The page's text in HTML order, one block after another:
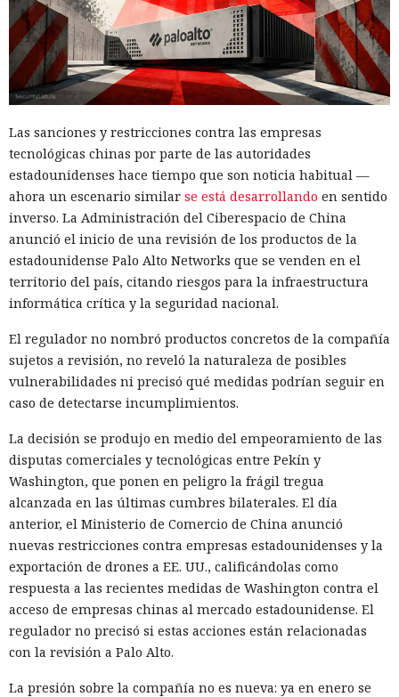
Las sanciones y restricciones contra las empresas
tecnológicas chinas por parte de las autoridades
estadounidenses hace tiempo que son noticia habitual —
ahora un escenario similar se está desarrollando en sentido
inverso. La Administración del Ciberespacio de China
anunció el inicio de una revisión de los productos de la
estadounidense Palo Alto Networks que se venden en el
territorio del país, citando riesgos para la infraestructura
informática crítica y la seguridad nacional.
El regulador no nombró productos concretos de la compañía
sujetos a revisión, no reveló la naturaleza de posibles
vulnerabilidades ni precisó qué medidas podrían seguir en
caso de detectarse incumplimientos.
La decisión se produjo en medio del empeoramiento de las
disputas comerciales y tecnológicas entre Pekín y
Washington, que ponen en peligro la frágil tregua
alcanzada en las últimas cumbres bilaterales. El día
anterior, el Ministerio de Comercio de China anunció
nuevas restricciones contra empresas estadounidenses y la
exportación de drones a EE. UU., calificándolas como
respuesta a las recientes medidas de Washington contra el
acceso de empresas chinas al mercado estadounidense. El
regulador no precisó si estas acciones están relacionadas
con la revisión a Palo Alto.
La presión sobre la compañía no es nueva: ya en enero se